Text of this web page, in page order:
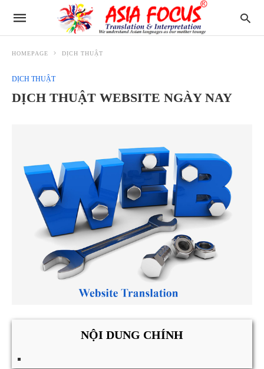
HOMEPAGE DỊCH THUẬT
DỊCH THUẬT
DỊCH THUẬT WEBSITE NGÀY NAY
NỘI DUNG CHÍNH